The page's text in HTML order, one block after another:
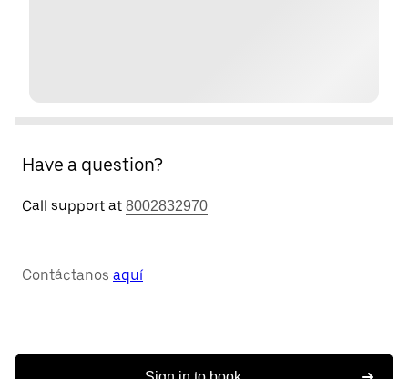
Have a question?
Call support at 8002832970
Contáctanos aquí